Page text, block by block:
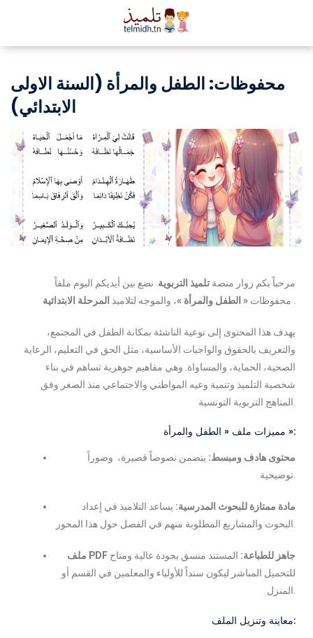
محفوظات: الطفل والمرأة (السنة الاولى
الابتدائي)
مرحباً بكم زوار منصة تلميذ التربوية . نضع بين أيديكم اليوم ملفاً
محفوظات « الطفل والمرأة »، والموجه لتلاميذ المرحلة الابتدائية
يهدف هذا المحتوى إلى توعية الناشئة بمكانة الطفل في المجتمع،
والتعريف بالحقوق والواجبات الأساسية، مثل الحق في التعليم، الرعاية
الصحية، الحماية، والمساواة. وهي مفاهيم جوهرية تساهم في بناء
شخصية التلميذ وتنمية وعيه المواطني والاجتماعي منذ الصغر وفق
مميزات ملف « الطفل والمرأة »:
محتوى هادف ومبسط: يتضمن نصوصاً قصيرة، وصوراً
مادة ممتازة للبحوث المدرسية: يساعد التلاميذ في إعداد
ملف PDF جاهز للطباعة: المستند منسق بجودة عالية ومتاح
للتحميل المباشر ليكون سنداً للأولياء والمعلمين في القسم أو
معاينة وتنزيل الملف: